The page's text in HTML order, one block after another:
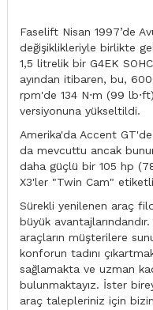
Faselift Nisan 1997’de
değişiklikleriyle birlikte
1,5 litrelik bir G4EK
ayından itibaren, bu,
rpm'de 134 N⋅m (99
versiyonuna yükseltildi.
Amerika'da Accent
da mevcuttu ancak
daha güçlü bir 105 hp
X3'ler "Twin Cam"
Sürekli yenilenen araç
büyük
araçların müşterilere
konforun tadını
sağlamakta ve uzman
bulunmaktayız. İster
araç talepleriniz için